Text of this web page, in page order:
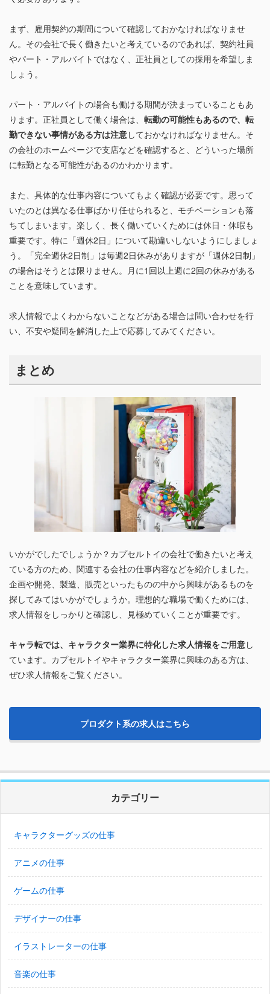
まず、雇用契約の期間について確認しておかなければなりませ
ん。その会社で長く働きたいと考えているのであれば、契約社員
やパート・アルバイトではなく、正社員としての採用を希望しま
しょう。
パート・アルバイトの場合も働ける期間が決まっていることもあ
ります。正社員として働く場合は、 転勤の可能性もあるので、転
勤できない事情がある方は注意しておかなければなりません。そ
の会社のホームページで支店などを確認すると、どういった場所
に転勤となる可能性があるのかわかります。
また、具体的な仕事内容についてもよく確認が必要です。思って
いたのとは異なる仕事ばかり任せられると、モチベーションも落
ちてしまいます。楽しく、長く働いていくためには休日・休暇も
重要です。特に「週休2日」について勘違いしないようにしましょ
う。「完全週休2日制」は毎週2日休みがありますが「週休2日制」
の場合はそうとは限りません。月に1回以上週に2回の休みがある
ことを意味しています。
求人情報でよくわからないことなどがある場合は問い合わせを行
い、不安や疑問を解消した上で応募してみてください。
まとめ
いかがでしたでしょうか？カプセルトイの会社で働きたいと考え
ている方のため、関連する会社の仕事内容などを紹介しました。
企画や開発、製造、販売といったものの中から興味があるものを
探してみてはいかがでしょうか。理想的な職場で働くためには、
求人情報をしっかりと確認し、見極めていくことが重要です。
キャラ転では、キャラクター業界に特化した求人情報をご用意し
ています。カプセルトイやキャラクター業界に興味のある方は、
ぜひ求人情報をご覧ください。
プロダクト系の求人はこちら
カテゴリー
キャラクターグッズの仕事
アニメの仕事
ゲームの仕事
デザイナーの仕事
イラストレーターの仕事
音楽の仕事